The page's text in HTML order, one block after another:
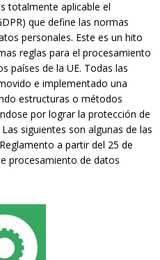
totalmente aplicable el
que define las normas
personales. Este es un hito
reglas para el procesamiento
países de la UE. Todas las
e implementado una
estructuras o métodos
por lograr la protección de
siguientes son algunas de las
a partir del 25 de
procesamiento de datos